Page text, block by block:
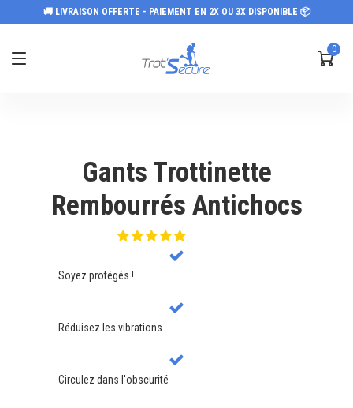
🚚 LIVRAISON OFFERTE - PAIEMENT EN 2X OU 3X DISPONIBLE 📦
0
Gants Trottinette
Rembourrés Antichocs
Soyez protégés !
Réduisez les vibrations
Circulez dans l'obscurité